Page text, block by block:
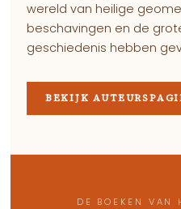
wereld van heilige
beschavingen en de
geschiedenis hebben
BEKIJK
DE BOEKEN VAN